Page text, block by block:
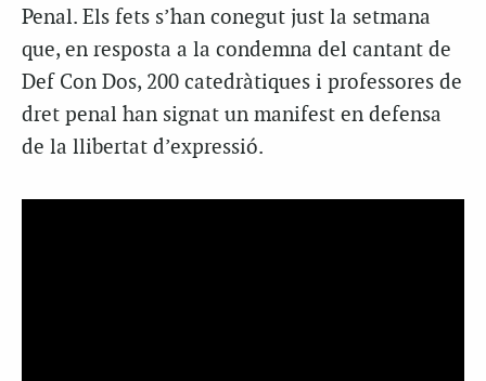
Penal. Els fets s’han conegut just la setmana
que, en resposta a la condemna del cantant de
Def Con Dos, 200 catedràtiques i professores de
dret penal han signat un manifest en defensa
de la llibertat d’expressió.